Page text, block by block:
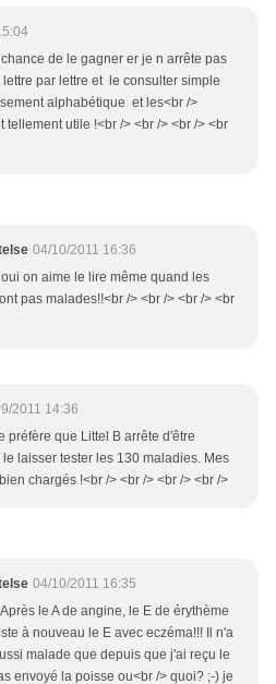
de le gagner er je n arrête pas
par lettre et le consulter simple
alphabétique et les<br />
tellement utile !<br /> <br /> <br /> <br
04/10/2011 16:36
on aime le lire même quand les
pas malades!!<br /> <br /> <br /> <br
2011 14:36
préfère que Littel B arrête d'être
laisser tester les 130 maladies. Mes
chargés !<br /> <br /> <br /> <br />
04/10/2011 16:35
le A de angine, le E de érythème
à nouveau le E avec eczéma!!! Il n'a
malade que depuis que j'ai reçu le
envoyé la poisse ou<br /> quoi? ;-) je